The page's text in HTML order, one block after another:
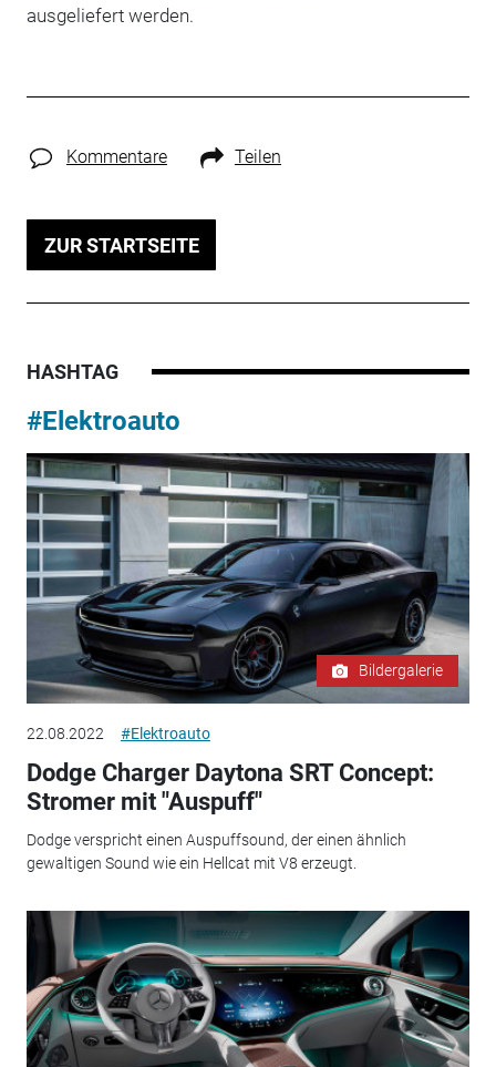
ausgeliefert werden.
Kommentare Teilen
ZUR STARTSEITE
HASHTAG
#Elektroauto
Bildergalerie
22.08.2022 #Elektroauto
Dodge Charger Daytona SRT Concept:
Stromer mit "Auspuff"
Dodge verspricht einen Auspuffsound, der einen ähnlich
gewaltigen Sound wie ein Hellcat mit V8 erzeugt.